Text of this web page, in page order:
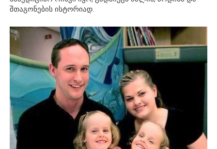
შთაგონების ისტორიად.